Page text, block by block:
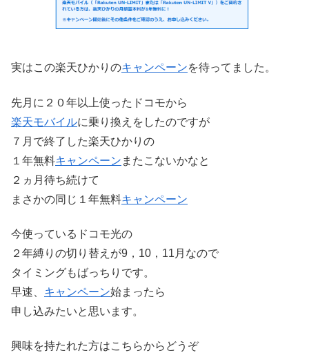
実はこの楽天ひかりのキャンペーンを待ってました。
先月に２０年以上使ったドコモから
楽天モバイルに乗り換えをしたのですが
７月で終了した楽天ひかりの
１年無料キャンペーン またこないかなと
２ヵ月待ち続けて
まさかの同じ１年無料キャンペーン
今使っているドコモ光の
２年縛りの切り替えが9，10，11月なので
タイミングもばっちりです。
早速、 キャンペーン始まったら
申し込みたいと思います。
興味を持たれた方はこちらからどうぞ